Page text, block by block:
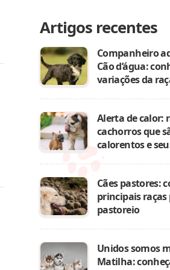
Artigos recentes
Companheiro
Cão d’água:
variações da
Alerta de calor:
cachorros que
calorentos e
Cães pastores:
principais raças
pastoreio
Unidos somos
Matilha: